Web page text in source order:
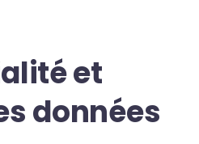
et
données